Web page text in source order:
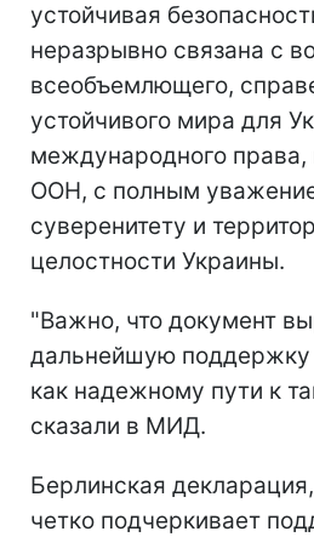
устойчивая
неразрывно связана с
всеобъемлющего,
устойчивого мира для
международного права,
ООН, с полным
суверенитету и
целостности Украины.
"Важно, что документ
дальнейшую
как надежному пути к
сказали в МИД.
Берлинская
четко подчеркивает